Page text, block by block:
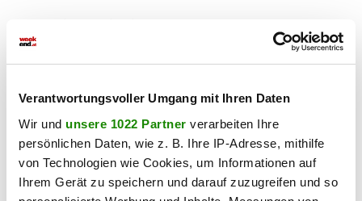
Verantwortungsvoller Umgang mit Ihren Daten
Wir und unsere 1022 Partner verarbeiten Ihre
persönlichen Daten, wie z. B. Ihre IP-Adresse, mithilfe
von Technologien wie Cookies, um Informationen auf
Ihrem Gerät zu speichern und darauf zuzugreifen und so
auch kurze Wege und hohe Lebensqualität.
exklusiven Rückzugsort mit modernem Komfort,
traumhafter Aussicht und idealer Infrastruktur.
Überzeugen Sie sich selbst von dieser einmaligen
Immobilie – Ihr neues Zuhause wartet auf Sie!
Noch nichts gefunden? Wir informieren Sie über